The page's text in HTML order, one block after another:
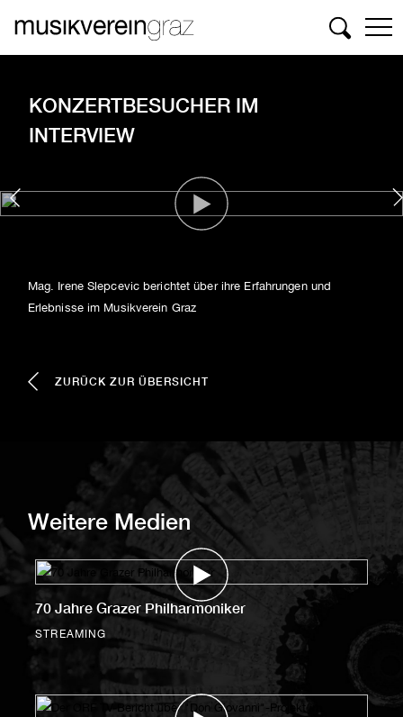
Suchen
KONZERTBESUCHER IM
INTERVIEW
Mag. Irene Slepcevic berichtet über ihre Erfahrungen und
Erlebnisse im Musikverein Graz
ZURÜCK ZUR ÜBERSICHT
Weitere Medien
70 Jahre Grazer Philharmoniker
STREAMING